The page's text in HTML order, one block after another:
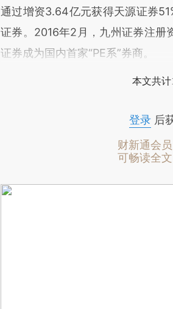
通过增资3.64亿元获得天源证券
证券。2016年2月，九州证券注册
证券成为国内首家“PE系”券商。
本文共计
登录后
财新通会员
可畅读全文